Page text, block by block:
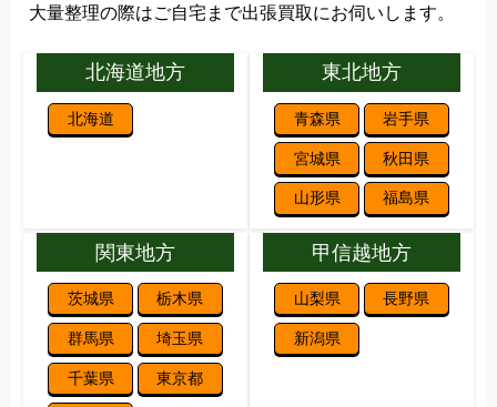
大量整理の際はご自宅まで出張買取にお伺いします。
北海道地方
北海道
東北地方
青森県 岩手県
宮城県 秋田県
山形県 福島県
関東地方
茨城県 栃木県
群馬県 埼玉県
千葉県 東京都
甲信越地方
山梨県 長野県
新潟県